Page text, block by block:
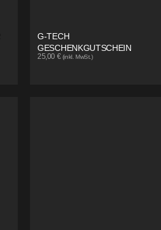
G-TECH
GESCHENKGUTSCHEIN
25,00 € (inkl. MwSt.)